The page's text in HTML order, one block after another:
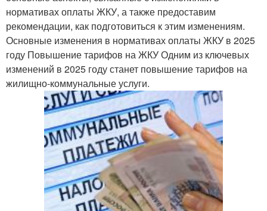
нормативах оплаты ЖКУ, а также предоставим
рекомендации, как подготовиться к этим изменениям.
Основные изменения в нормативах оплаты ЖКУ в 2025
году Повышение тарифов на ЖКУ Одним из ключевых
изменений в 2025 году станет повышение тарифов на
жилищно-коммунальные услуги.